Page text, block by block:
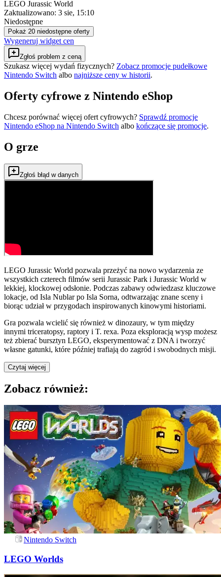
LEGO Jurassic World
Zaktualizowano: 3 sie, 15:10
Niedostępne
Pokaż 20 niedostępne oferty
Wygeneruj widget cen
Zgłoś problem z ceną
Szukasz więcej wydań fizycznych? Zobacz promocje pudełkowe
Nintendo Switch albo najniższe ceny w historii.
Oferty cyfrowe z Nintendo eShop
Chcesz porównać więcej ofert cyfrowych? Sprawdź promocje
Nintendo eShop na Nintendo Switch albo kończące się promocje.
O grze
Zgłoś błąd w danych
LEGO Jurassic World pozwala przeżyć na nowo wydarzenia ze
wszystkich czterech filmów serii Jurassic Park i Jurassic World w
lekkiej, klockowej odsłonie. Podczas zabawy odwiedzasz kluczowe
lokacje, od Isla Nublar po Isla Sorna, odtwarzając znane sceny i
biorąc udział w przygodach inspirowanych kinowymi historiami.
Gra pozwala wcielić się również w dinozaury, w tym między
innymi triceratopsy, raptory i T. rexa. Poza eksploracją wysp możesz
też zbierać bursztyn LEGO, eksperymentować z DNA i tworzyć
własne gatunki, które później trafiają do zagród i swobodnych misji.
Czytaj więcej
Zobacz również:
Nintendo Switch
LEGO Worlds